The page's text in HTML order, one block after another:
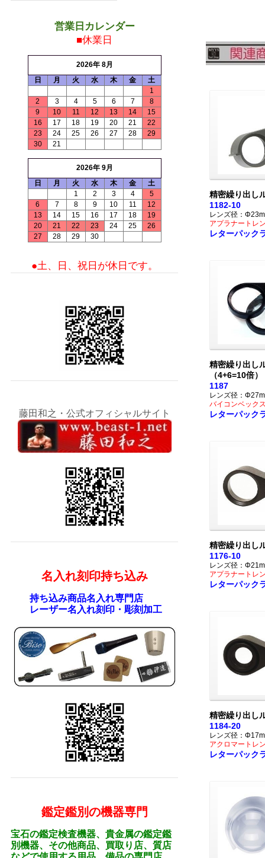
精密繰り出し
1182-10
レンズ径：
アプラナートレ
レターパック
精密繰り出し
（4+6=10倍）
1187
レンズ径：
バイコンベック
レターパック
精密繰り出し
1176-10
レンズ径：
アプラナートレ
レターパック
精密繰り出し
1184-20
レンズ径：
アクロマートレ
レターパック
営業日カレンダー
■休業日
2026年 8月
日
月 火 水 木 金
土
1
2
3 4 5 6 7
8
9
10 11 12 13 14
15
16
17 18 19 20 21
22
23
24 25 26 27 28
29
30
21
2026年 9月
日
月 火 水 木 金
土
1
2 3 4
5
6
7 8 9 10 11
12
13
14 15 16 17 18
19
20
21 22 23 24 25
26
27
28 29 30
●土、日、祝日が休日です。
藤田和之・公式オフィシャルサイト
名入れ刻印持ち込み
持ち込み商品名入れ専門店
レーザー名入れ刻印・彫刻加工
鑑定鑑別の機器専門
宝石の鑑定検査機器、貴金属の鑑定鑑
別機器、その他商品、買取り店、質店